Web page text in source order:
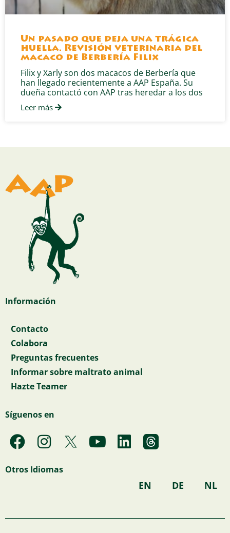
Un pasado que deja una trágica
huella. Revisión veterinaria del
macaco de Berbería Filix
Filix y Xarly son dos macacos de Berbería que
han llegado recientemente a AAP España. Su
dueña contactó con AAP tras heredar a los dos
Leer más
Información
Contacto
Colabora
Preguntas frecuentes
Informar sobre maltrato animal
Hazte Teamer
Síguenos en
F
a
c
o
I
n
s
g
Y
o
b
L
i
d
Otros Idiomas
EN DE NL